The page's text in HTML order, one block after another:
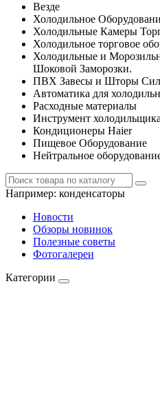
Везде
Холодильное
Холодильные Камеры
Холодильное торговое
Холодильные и
Шоковой Заморозки.
ПВХ Завесы и Шторы
Автоматика для
Расходные материалы
Инструмент холодильщика
Кондиционеры Haier
Пищевое Оборудование
Нейтральное
Например: конденсаторы
Новости
Обзоры новинок
Полезные советы
Фотогалереи
Категории